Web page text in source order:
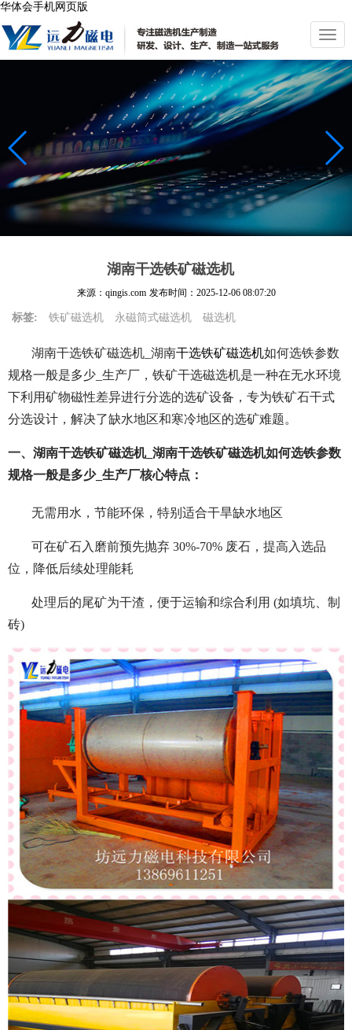
华体会手机网页版
切
换
导
航
湖南干选铁矿磁选机
来源：qingis.com 发布时间： 2025-12-06 08:07:20
标签: 铁矿磁选机 永磁筒式磁选机 磁选机
湖南干选铁矿磁选机_湖南干选铁矿磁选机如何选铁参数
规格一般是多少_生产厂，铁矿干选磁选机是一种在无水环境
下利用矿物磁性差异进行分选的选矿设备，专为铁矿石干式
分选设计，解决了缺水地区和寒冷地区的选矿难题。
一、湖南干选铁矿磁选机_湖南干选铁矿磁选机如何选铁参数
规格一般是多少_生产厂核心特点：
无需用水，节能环保，特别适合干旱缺水地区
可在矿石入磨前预先抛弃 30%-70% 废石，提高入选品
位，降低后续处理能耗
处理后的尾矿为干渣，便于运输和综合利用 (如填坑、制
砖)